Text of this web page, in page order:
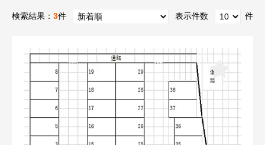
検索結果： 3件 表示件数 件